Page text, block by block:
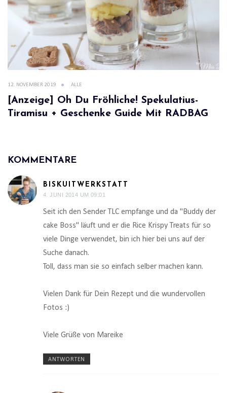
12. NOVEMBER 2019 ALLE
[Anzeige] Oh Du Fröhliche! Spekulatius-
Tiramisu + Geschenke Guide Mit RADBAG
KOMMENTARE
BISKUITWERKSTATT
4. JUNI 2014 UM 09:01
Seit ich den Sender TLC empfange und da "Buddy der
cake Boss" läuft und er die Rice Krispy Treats für so
viele Dinge verwendet, bin ich hier bei uns auf der
Suche danach.
Toll, dass man sie so einfach selber machen kann.
Vielen Dank für Dein Rezept und die wundervollen
Fotos :)
Viele Grüße von Mareike
ANTWORTEN